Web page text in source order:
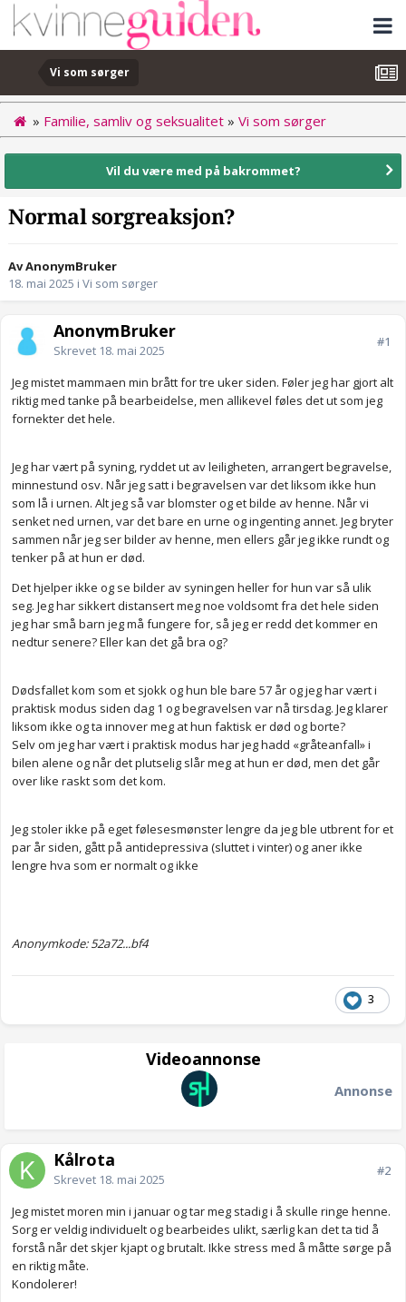
Vi som sørger
» Familie, samliv og seksualitet » Vi som sørger
Vil du være med på bakrommet?
Normal sorgreaksjon?
Av AnonymBruker
18. mai 2025 i Vi som sørger
AnonymBruker
Skrevet 18. mai 2025
#1
Jeg mistet mammaen min brått for tre uker siden. Føler jeg har gjort alt
riktig med tanke på bearbeidelse, men allikevel føles det ut som jeg
fornekter det hele.
Jeg har vært på syning, ryddet ut av leiligheten, arrangert begravelse,
minnestund osv. Når jeg satt i begravelsen var det liksom ikke hun
som lå i urnen. Alt jeg så var blomster og et bilde av henne. Når vi
senket ned urnen, var det bare en urne og ingenting annet. Jeg bryter
sammen når jeg ser bilder av henne, men ellers går jeg ikke rundt og
tenker på at hun er død.
Det hjelper ikke og se bilder av syningen heller for hun var så ulik
seg. Jeg har sikkert distansert meg noe voldsomt fra det hele siden
jeg har små barn jeg må fungere for, så jeg er redd det kommer en
nedtur senere? Eller kan det gå bra og?
Dødsfallet kom som et sjokk og hun ble bare 57 år og jeg har vært i
praktisk modus siden dag 1 og begravelsen var nå tirsdag. Jeg klarer
liksom ikke og ta innover meg at hun faktisk er død og borte?
Selv om jeg har vært i praktisk modus har jeg hadd «gråteanfall» i
bilen alene og når det plutselig slår meg at hun er død, men det går
over like raskt som det kom.
Jeg stoler ikke på eget følesesmønster lengre da jeg ble utbrent for et
par år siden, gått på antidepressiva (sluttet i vinter) og aner ikke
lengre hva som er normalt og ikke
Anonymkode: 52a72...bf4
3
Videoannonse
Annonse
Kålrota
Skrevet 18. mai 2025
#2
Jeg mistet moren min i januar og tar meg stadig i å skulle ringe henne.
Sorg er veldig individuelt og bearbeides ulikt, særlig kan det ta tid å
forstå når det skjer kjapt og brutalt. Ikke stress med å måtte sørge på
en riktig måte.
Kondolerer!